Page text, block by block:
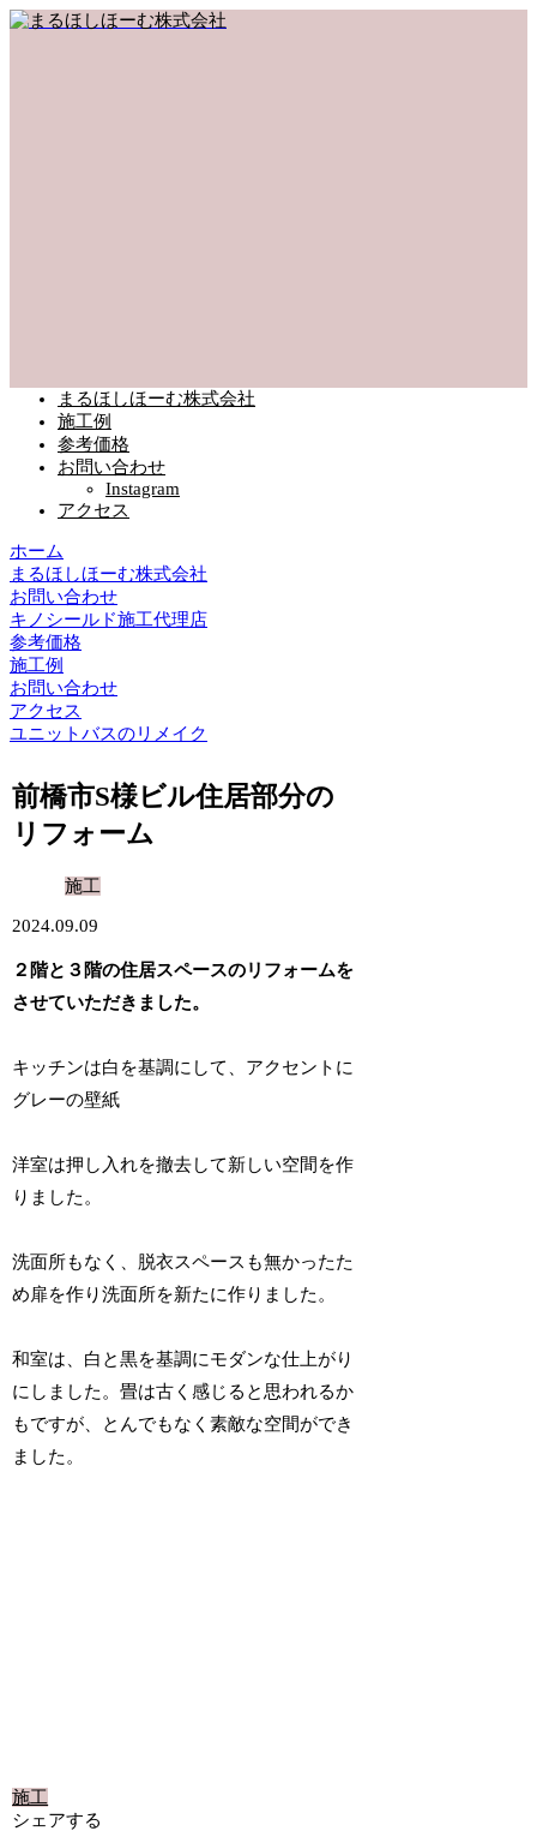
まるほしほーむ株式会社
施工例
参考価格
お問い合わせ
Instagram
アクセス
ホーム
まるほしほーむ株式会社
お問い合わせ
キノシールド施工代理店
参考価格
施工例
お問い合わせ
アクセス
ユニットバスのリメイク
前橋市S様ビル住居部分の
リフォーム
施工
2024.09.09
２階と３階の住居スペースのリフォームを
させていただきました。
キッチンは白を基調にして、アクセントに
グレーの壁紙
洋室は押し入れを撤去して新しい空間を作
りました。
洗面所もなく、脱衣スペースも無かったた
め扉を作り洗面所を新たに作りました。
和室は、白と黒を基調にモダンな仕上がり
にしました。畳は古く感じると思われるか
もですが、とんでもなく素敵な空間ができ
ました。
施工
シェアする